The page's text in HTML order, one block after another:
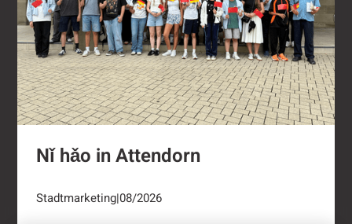
Nǐ hǎo in Attendorn
Stadtmarketing|08/2026